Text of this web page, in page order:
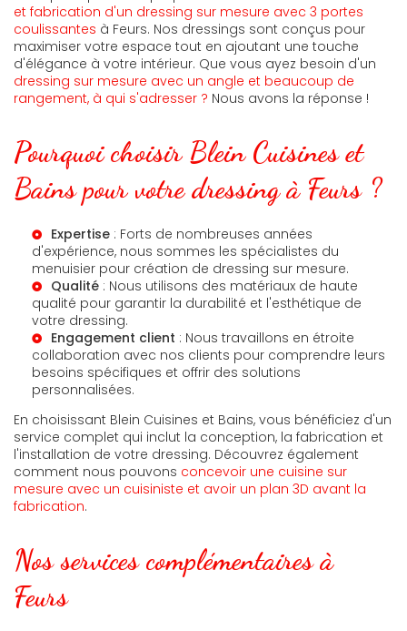
et fabrication d'un dressing sur mesure avec 3 portes
coulissantes à Feurs. Nos dressings sont conçus pour
maximiser votre espace tout en ajoutant une touche
d'élégance à votre intérieur. Que vous ayez besoin d'un
dressing sur mesure avec un angle et beaucoup de
rangement, à qui s'adresser ? Nous avons la réponse !
Pourquoi choisir Blein Cuisines et
Bains pour votre dressing à Feurs ?
Expertise : Forts de nombreuses années
d'expérience, nous sommes les spécialistes du
menuisier pour création de dressing sur mesure.
Qualité : Nous utilisons des matériaux de haute
qualité pour garantir la durabilité et l'esthétique de
votre dressing.
Engagement client : Nous travaillons en étroite
collaboration avec nos clients pour comprendre leurs
besoins spécifiques et offrir des solutions
personnalisées.
En choisissant Blein Cuisines et Bains, vous bénéficiez d'un
service complet qui inclut la conception, la fabrication et
l'installation de votre dressing. Découvrez également
comment nous pouvons concevoir une cuisine sur
mesure avec un cuisiniste et avoir un plan 3D avant la
fabrication.
Nos services complémentaires à
Feurs